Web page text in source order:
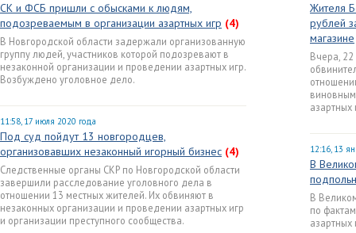
СК и ФСБ пришли с обысками к людям,
подозреваемым в организации азартных игр (4)
В Новгородской области задержали организованную
группу людей, участников которой подозревают в
незаконной организации и проведении азартных игр.
Возбуждено уголовное дело.
11:58, 17 июля 2020 года
Под суд пойдут 13 новгородцев,
организовавших незаконный игорный бизнес (4)
Следственные органы СКР по Новгородской области
завершили расследование уголовного дела в
отношении 13 местных жителей. Их обвиняют в
незаконных организации и проведении азартных игр
и организации преступного сообщества.
Жителя
рублей
магазине
Вчера,
азартных
12:16, 13
В
В
по
азартных